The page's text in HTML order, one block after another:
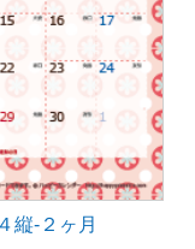
縦-２ヶ月